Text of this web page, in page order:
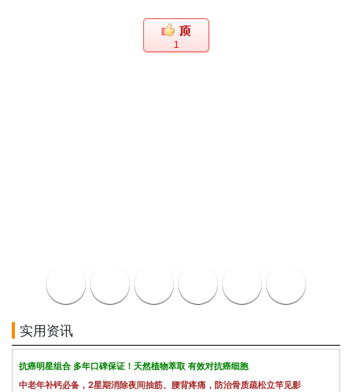
1
实用资讯
抗癌明星组合 多年口碑保证！天然植物萃取 有效对抗癌细胞
中老年补钙必备，2星期消除夜间抽筋、腰背疼痛，防治骨质疏松立竿见影